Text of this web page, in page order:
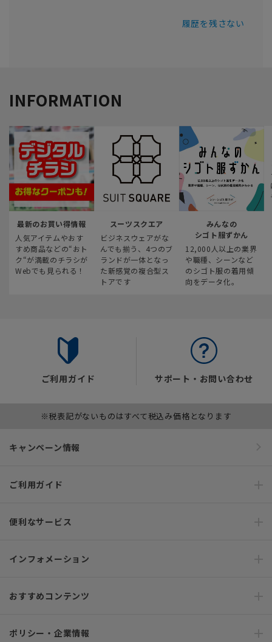
履歴を残さない
INFORMATION
最新のお買い得情報
人気アイテムやおす
すめ商品などの“おト
ク“が満載のチラシが
Webでも見られる！
スーツスクエア
ビジネスウェアがな
んでも揃う、4つのブ
ランドが一体となっ
た新感覚の複合型ス
トアです
みんなの
シゴト服ずかん
12,000人以上の業界
や職種、シーンなど
のシゴト服の着用傾
向をデータ化。
ご利用ガイド サポート・お問い合わせ
※税表記がないものはすべて税込み価格となります
キャンペーン情報
ご利用ガイド
便利なサービス
インフォメーション
おすすめコンテンツ
ポリシー・企業情報